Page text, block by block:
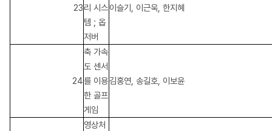
23리 시스
템 ; 옵
저버
이슬기, 이근욱, 한지혜
24
축 가속
도 센서
를 이용
한 골프
게임
김홍연, 송길호, 이보윤
영상처